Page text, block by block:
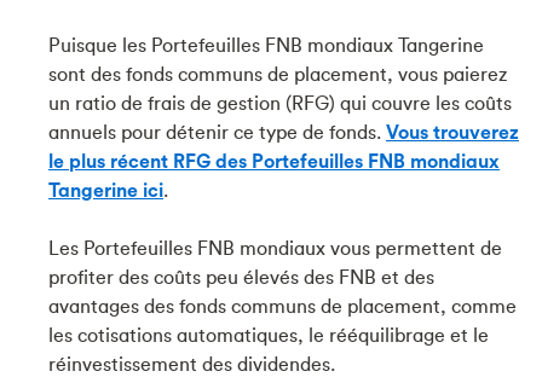
Puisque les Portefeuilles FNB mondiaux Tangerine
sont des fonds communs de placement, vous paierez
un ratio de frais de gestion (RFG) qui couvre les coûts
annuels pour détenir ce type de fonds. Vous trouverez
le plus récent RFG des Portefeuilles FNB mondiaux
Tangerine ici.
Les Portefeuilles FNB mondiaux vous permettent de
profiter des coûts peu élevés des FNB et des
avantages des fonds communs de placement, comme
les cotisations automatiques, le rééquilibrage et le
réinvestissement des dividendes.